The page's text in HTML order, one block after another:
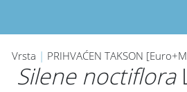
Vrsta | PRIHVAĆEN TAKSON
Silene noctiflora